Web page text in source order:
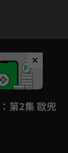
：第2集 歐兜